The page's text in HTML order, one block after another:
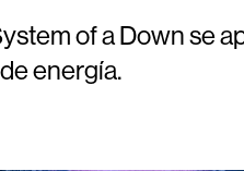
of a Down se
energía.